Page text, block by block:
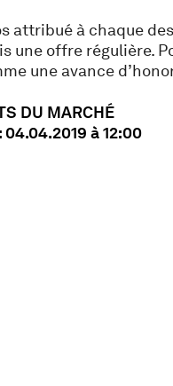
attribué à chaque
une offre régulière.
une avance
DU MARCHÉ
04.04.2019 à 12:00